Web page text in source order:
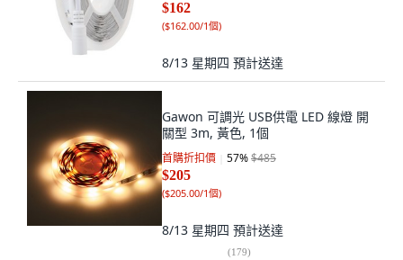
$162
($162.00/1個)
8/13 星期四 預計送達
Gawon 可調光 USB供電 LED 線燈 開
關型 3m, 黃色, 1個
首購折扣價 57%$485
$205
($205.00/1個)
8/13 星期四 預計送達
(179)